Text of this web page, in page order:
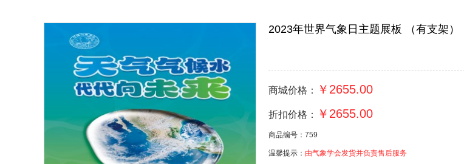
2023年世界气象日主题展板 （有支架）
商城价格： ￥2655.00
折扣价格： ￥2655.00
商品编号：759
温馨提示： 由气象学会发货并负责售后服务